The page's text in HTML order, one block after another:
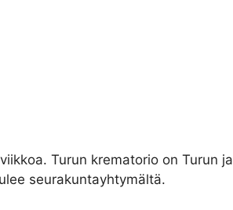
Turun krematorio on Turun ja
seurakuntayhtymältä.